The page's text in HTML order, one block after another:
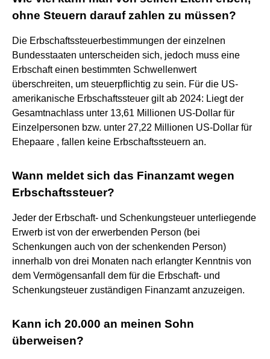
ohne Steuern darauf zahlen zu müssen?
Die Erbschaftssteuerbestimmungen der einzelnen
Bundesstaaten unterscheiden sich, jedoch muss eine
Erbschaft einen bestimmten Schwellenwert
überschreiten, um steuerpflichtig zu sein. Für die US-
amerikanische Erbschaftssteuer gilt ab 2024: Liegt der
Gesamtnachlass unter 13,61 Millionen US-Dollar für
Einzelpersonen bzw. unter 27,22 Millionen US-Dollar für
Ehepaare , fallen keine Erbschaftssteuern an.
Wann meldet sich das Finanzamt wegen
Erbschaftssteuer?
Jeder der Erbschaft- und Schenkungsteuer unterliegende
Erwerb ist von der erwerbenden Person (bei
Schenkungen auch von der schenkenden Person)
innerhalb von drei Monaten nach erlangter Kenntnis von
dem Vermögensanfall dem für die Erbschaft- und
Schenkungsteuer zuständigen Finanzamt anzuzeigen.
Kann ich 20.000 an meinen Sohn
überweisen?